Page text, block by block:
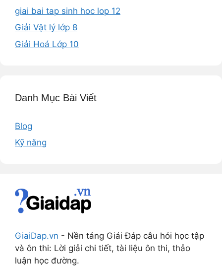
giai bai tap sinh hoc lop 12
Giải Vật lý lớp 8
Giải Hoá Lớp 10
Danh Mục Bài Viết
Blog
Kỹ năng
GiaiDap.vn - Nền tảng Giải Đáp câu hỏi học tập
và ôn thi: Lời giải chi tiết, tài liệu ôn thi, thảo
luận học đường.